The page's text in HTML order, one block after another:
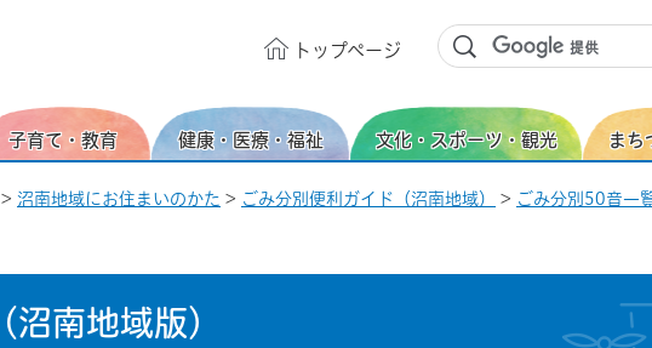
トップページ
子育て・教育 健康・医療・福祉 文化・スポーツ・観光 まち
> 沼南地域にお住まいのかた > ごみ分別便利ガイド（沼南地域） > ごみ分別50音一
（沼南地域版）